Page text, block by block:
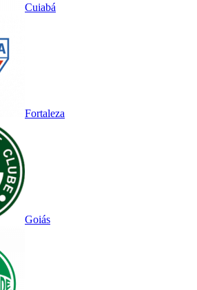
Cuiabá
Fortaleza
Goiás